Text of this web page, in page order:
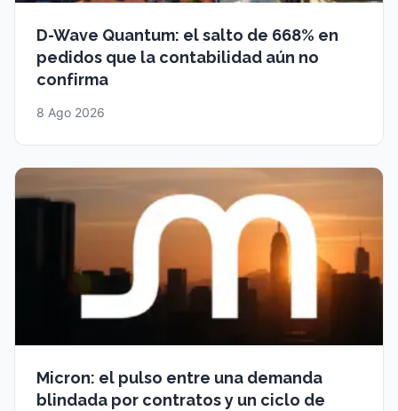
D-Wave Quantum: el salto de 668% en
pedidos que la contabilidad aún no
confirma
8 Ago 2026
Micron: el pulso entre una demanda
blindada por contratos y un ciclo de